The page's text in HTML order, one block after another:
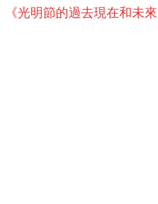
《光明節的過去現在和未